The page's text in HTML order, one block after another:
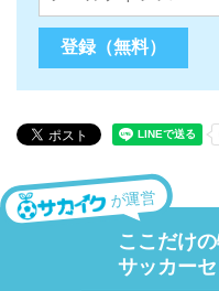
が運営
ここだけ
サッカー